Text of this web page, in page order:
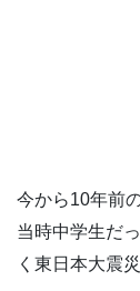
今から10年前
当時中学生だ
く東日本大震